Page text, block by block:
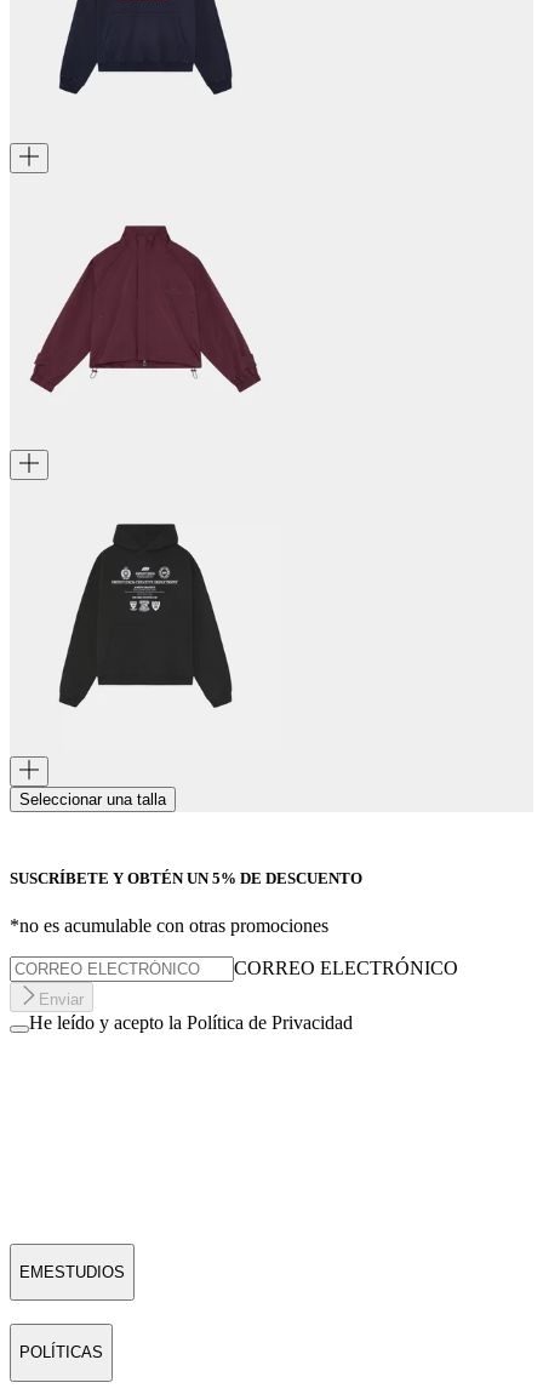
Seleccionar una talla
SUSCRÍBETE Y OBTÉN UN 5% DE DESCUENTO
*no es acumulable con otras promociones
CORREO ELECTRÓNICO
Enviar
He leído y acepto la Política de Privacidad
EMESTUDIOS
POLÍTICAS